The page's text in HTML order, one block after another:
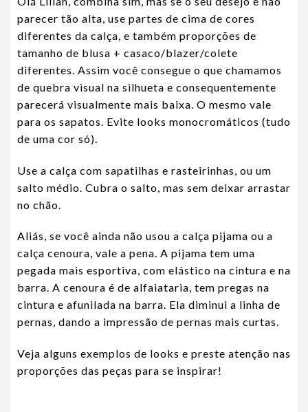
parecer tão alta, use partes de cima de cores
diferentes da calça, e também proporções de
tamanho de blusa + casaco/blazer/colete
diferentes. Assim você consegue o que chamamos
de quebra visual na silhueta e consequentemente
parecerá visualmente mais baixa. O mesmo vale
para os sapatos. Evite looks monocromáticos (tudo
de uma cor só).
Use a calça com sapatilhas e rasteirinhas, ou um
salto médio. Cubra o salto, mas sem deixar arrastar
no chão.
Aliás, se você ainda não usou a calça pijama ou a
calça cenoura, vale a pena. A pijama tem uma
pegada mais esportiva, com elástico na cintura e na
barra. A cenoura é de alfaiataria, tem pregas na
cintura e afunilada na barra. Ela diminui a linha de
pernas, dando a impressão de pernas mais curtas.
Veja alguns exemplos de looks e preste atenção nas
proporções das peças para se inspirar!